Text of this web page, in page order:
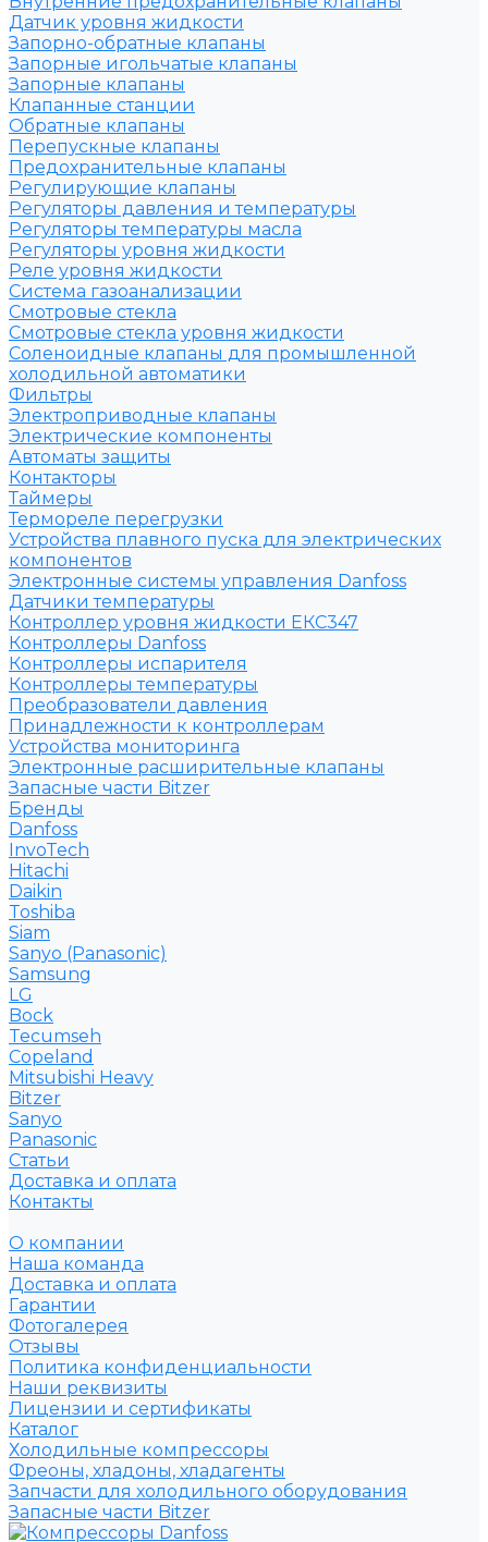
Датчик уровня жидкости
Запорно-обратные клапаны
Запорные игольчатые клапаны
Запорные клапаны
Клапанные станции
Обратные клапаны
Перепускные клапаны
Предохранительные клапаны
Регулирующие клапаны
Регуляторы давления и температуры
Регуляторы температуры масла
Регуляторы уровня жидкости
Реле уровня жидкости
Система газоанализации
Смотровые стекла
Смотровые стекла уровня жидкости
Соленоидные клапаны для промышленной
холодильной автоматики
Фильтры
Электроприводные клапаны
Электрические компоненты
Автоматы защиты
Контакторы
Таймеры
Термореле перегрузки
Устройства плавного пуска для электрических
компонентов
Электронные системы управления Danfoss
Датчики температуры
Контроллер уровня жидкости ЕКС347
Контроллеры Danfoss
Контроллеры испарителя
Контроллеры температуры
Преобразователи давления
Принадлежности к контроллерам
Устройства мониторинга
Электронные расширительные клапаны
Запасные части Bitzer
Бренды
Danfoss
InvoTech
Hitachi
Daikin
Toshiba
Siam
Sanyo (Panasonic)
Samsung
LG
Bock
Tecumseh
Copeland
Mitsubishi Heavy
Bitzer
Sanyo
Рanasonic
Статьи
Доставка и оплата
Контакты
О компании
Наша команда
Доставка и оплата
Гарантии
Фотогалерея
Отзывы
Политика конфиденциальности
Наши реквизиты
Лицензии и сертификаты
Каталог
Холодильные компрессоры
Фреоны, хладоны, хладагенты
Запчасти для холодильного оборудования
Запасные части Bitzer